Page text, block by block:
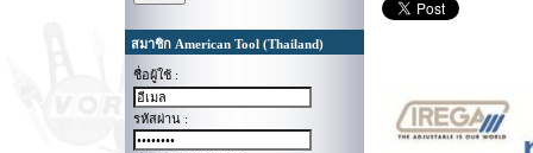
สมาชิก American Tool (Thailand)
ชื่อผู้ใช้ :
รหัสผ่าน :